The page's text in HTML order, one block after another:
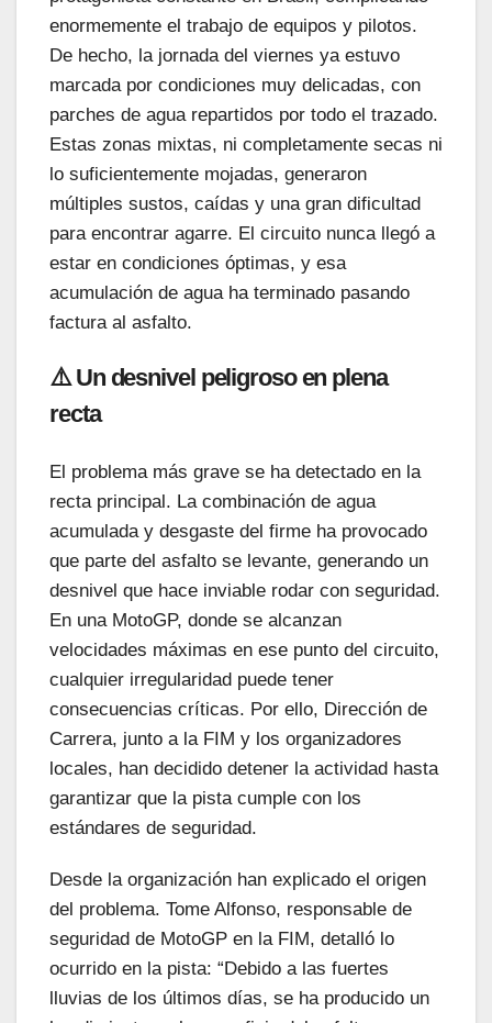
enormemente el trabajo de equipos y pilotos.
De hecho, la jornada del viernes ya estuvo
marcada por condiciones muy delicadas, con
parches de agua repartidos por todo el trazado.
Estas zonas mixtas, ni completamente secas ni
lo suficientemente mojadas, generaron
múltiples sustos, caídas y una gran dificultad
para encontrar agarre. El circuito nunca llegó a
estar en condiciones óptimas, y esa
acumulación de agua ha terminado pasando
factura al asfalto.
⚠️ Un desnivel peligroso en plena
recta
El problema más grave se ha detectado en la
recta principal. La combinación de agua
acumulada y desgaste del firme ha provocado
que parte del asfalto se levante, generando un
desnivel que hace inviable rodar con seguridad.
En una MotoGP, donde se alcanzan
velocidades máximas en ese punto del circuito,
cualquier irregularidad puede tener
consecuencias críticas. Por ello, Dirección de
Carrera, junto a la FIM y los organizadores
locales, han decidido detener la actividad hasta
garantizar que la pista cumple con los
estándares de seguridad.
Desde la organización han explicado el origen
del problema. Tome Alfonso, responsable de
seguridad de MotoGP en la FIM, detalló lo
ocurrido en la pista: “Debido a las fuertes
lluvias de los últimos días, se ha producido un